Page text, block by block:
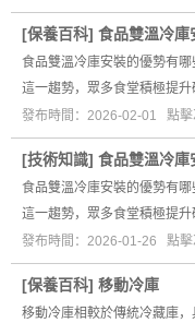
[保養百科] 食品雙溫冷庫
食品雙溫冷庫安裝的優勢有
這一趨勢，眾多食堂積極提
發布時間：2026-02-01 點擊
[技術知識] 食品雙溫冷庫
食品雙溫冷庫安裝的優勢有
這一趨勢，眾多食堂積極提
發布時間：2026-01-26 點擊
[保養百科] 移動冷庫
移動冷庫相較於傳統冷藏庫